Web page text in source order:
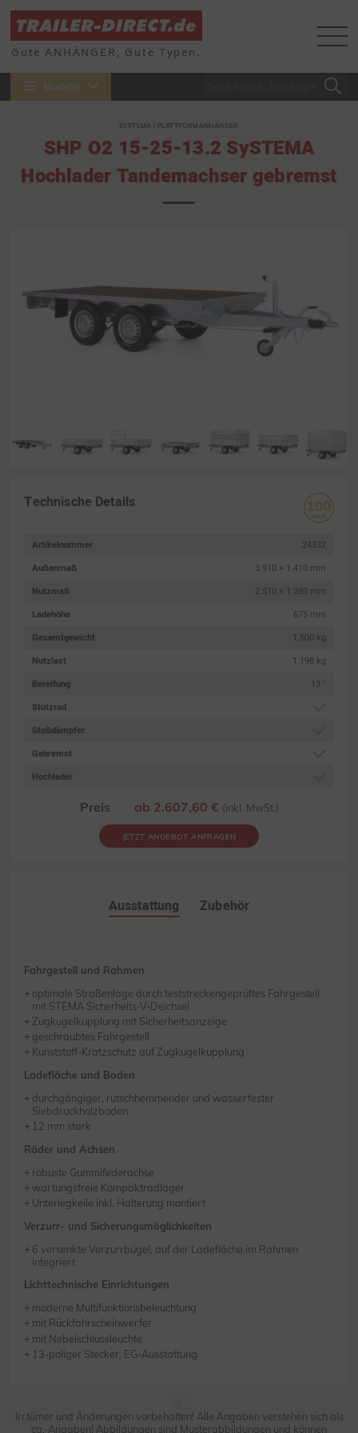
Gute ANHÄNGER, Gute Typen.
Modelle
SYSTEMA | PLATTFORMANHÄNGER
SHP O2 15-25-13.2 SySTEMA
Hochlader Tandemachser gebremst
Technische Details
Artikelnummer
24332
Außenmaß
3.910 × 1.410 mm
Nutzmaß
2.510 × 1.280 mm
Ladehöhe
675 mm
Gesamtgewicht
1.500 kg
Nutzlast
1.198 kg
Bereifung
13 "
Stützrad
Stoßdämpfer
Gebremst
Hochlader
Preis ab 2.607,60 € (inkl. MwSt.)
JETZT ANGEBOT ANFRAGEN
Ausstattung Zubehör
Fahrgestell und Rahmen
optimale Straßenlage durch teststreckengeprüftes Fahrgestell
mit STEMA Sicherheits-V-Deichsel
Zugkugelkupplung mit Sicherheitsanzeige
geschraubtes Fahrgestell
Kunststoff-Kratzschutz auf Zugkugelkupplung
Ladefläche und Boden
durchgängiger, rutschhemmender und wasserfester
Siebdruckholzboden
12 mm stark
Räder und Achsen
robuste Gummifederachse
wartungsfreie Kompaktradlager
Unterlegkeile inkl. Halterung montiert
Verzurr- und Sicherungsmöglichkeiten
6 versenkte Verzurrbügel, auf der Ladefläche im Rahmen
integriert
Lichttechnische Einrichtungen
moderne Multifunktionsbeleuchtung
mit Rückfahrscheinwerfer
mit Nebelschlussleuchte
13-poliger Stecker, EG-Ausstattung
Irrtümer und Änderungen vorbehalten! Alle Angaben verstehen sich als
ca.-Angaben! Abbildungen sind Musterabbildungen und können